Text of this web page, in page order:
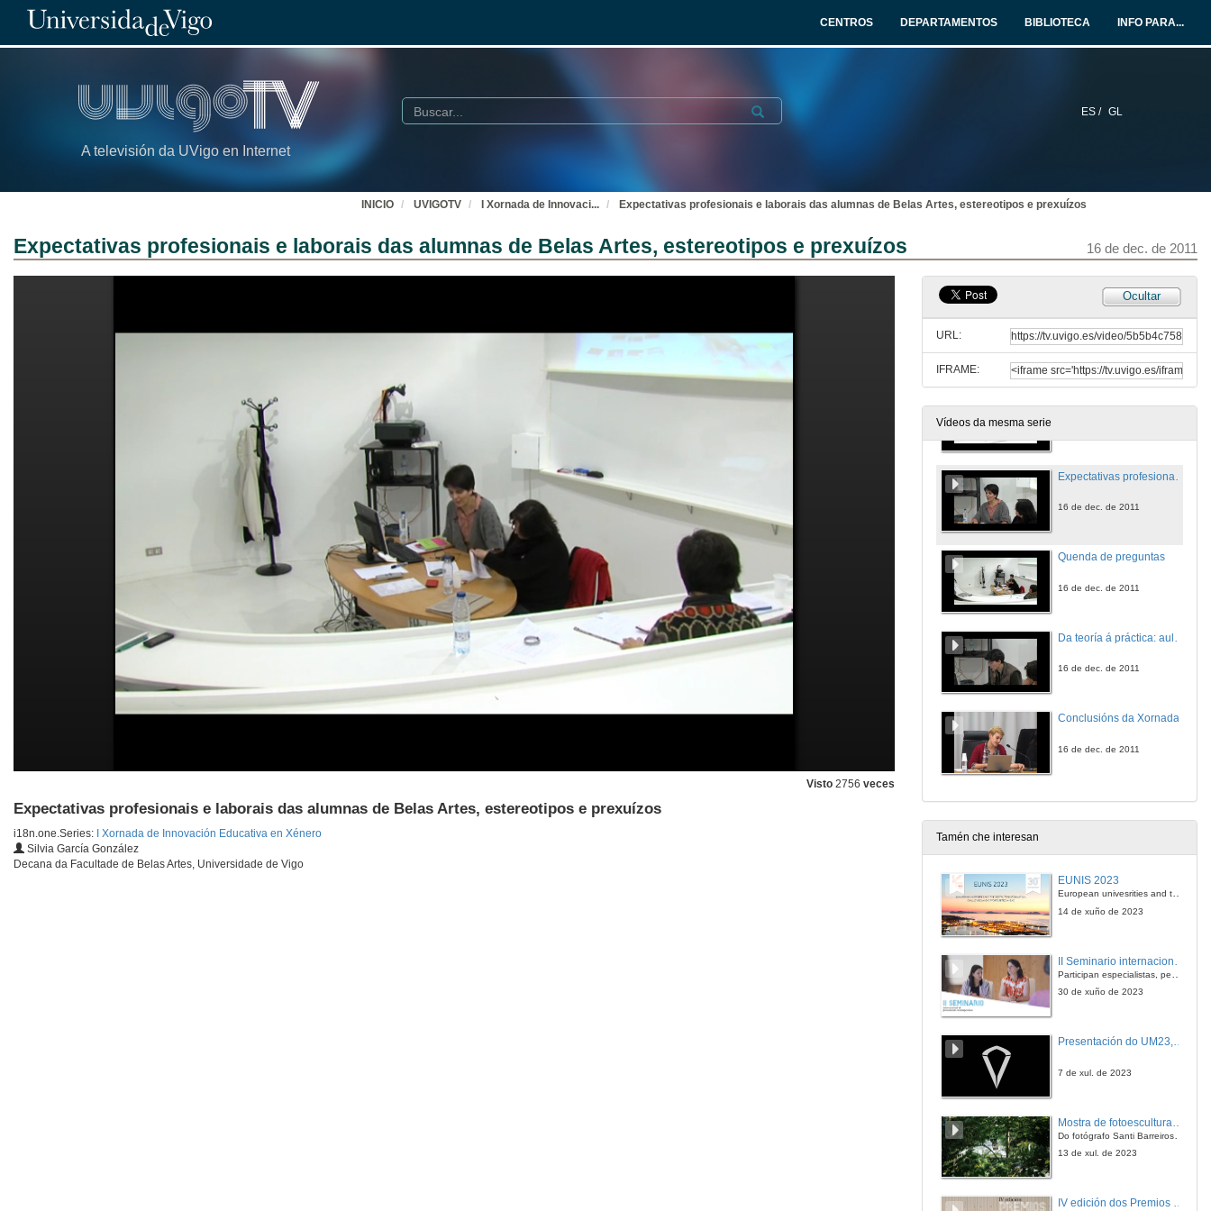
CENTROS DEPARTAMENTOS BIBLIOTECA INFO PARA...
A televisión da UVigo en Internet
ES / GL
Buscar Submit
INICIO UVIGOTV I Xornada de Innovaci... Expectativas profesionais e laborais das alumnas de Belas Artes, estereotipos e prexuízos
Expectativas profesionais e laborais das alumnas de Belas Artes, estereotipos e prexuízos 16 de dec. de 2011
Visto 2756 veces
Expectativas profesionais e laborais das alumnas de Belas Artes, estereotipos e prexuízos
i18n.one.Series:
I Xornada de Innovación Educativa en Xénero
Silvia García González
Decana da Facultade de Belas Artes, Universidade de Vigo
Ocultar
URL:
IFRAME:
Vídeos da mesma serie
16 de dec. de 2011
16 de dec. de 2011
16 de dec. de 2011
Quenda de preguntas
16 de dec. de 2011
16 de dec. de 2011
Conclusións da Xornada
16 de dec. de 2011
Tamén che interesan
EUNIS 2023
European univesrities and the digital transformation: challenges and opportunities ahead
14 de xuño de 2023
Participan especialistas, pensadores e pensadoras que traballan desde hai anos sobre temas de pensamento contemporáneo en universidades de Estados Unidos, Reino Unido, Canadá, México e España.
30 de xuño de 2023
Presentación do UM23, o novo monopraza de UVigo Motorsport
7 de xul. de 2023
Do fotógrafo Santi Barreiros e o escultor Nito Contreras.
13 de xul. de 2023
IV edición dos Premios Consello Social UVigo Humana